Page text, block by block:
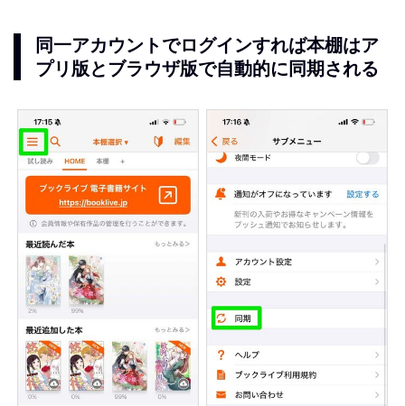
同一アカウントでログインすれば本棚はア
プリ版とブラウザ版で自動的に同期される